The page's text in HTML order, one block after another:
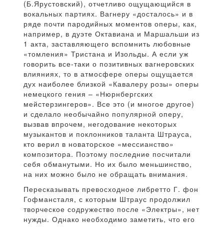
(Б.Ярустовский), отчетливо ощущающийся в
вокальных партиях. Вагнеру «досталось» и в
ряде почти пародийных моментов оперы, как,
например, в дуэте Октавиана и Маршальши из
1 акта, заставляющего вспомнить любовные
«томления» Тристана и Изольды. А если уж
говорить все-таки о позитивных вагнеровских
влияниях, то в атмосфере оперы ощущается
дух наиболее близкой «Кавалеру розы» оперы
немецкого гения – «Нюрнбергских
мейстерзингеров». Все это (и многое другое)
и сделало необычайно популярной оперу,
вызвав впрочем, негодование некоторых
музыкантов и поклонников таланта Штрауса,
кто верил в новаторское «мессианство»
композитора. Поэтому последние посчитали
себя обманутыми. Но их было меньшинство,
на них можно было не обращать внимания.
Пересказывать превосходное либретто Г. фон
Гофмансталя, с которым Штраус продолжил
творческое содружество после «Электры», нет
нужды. Однако необходимо заметить, что его